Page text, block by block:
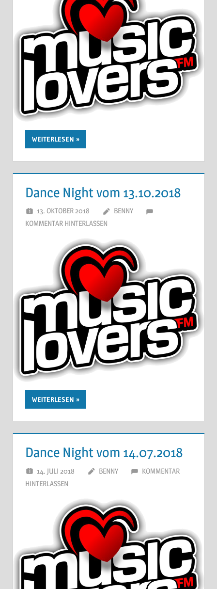
WEITERLESEN
Dance Night vom 13.10.2018
13. OKTOBER 2018
BENNY
KOMMENTAR HINTERLASSEN
WEITERLESEN
Dance Night vom 14.07.2018
14. JULI 2018 BENNY
KOMMENTAR
HINTERLASSEN